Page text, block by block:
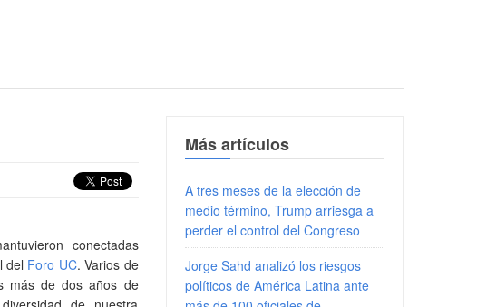
conectadas
del Foro UC. Varios de
más de dos años de
Más artículos
A tres meses de la elección de
medio término, Trump arriesga a
perder el control del Congreso
Jorge Sahd analizó los riesgos
políticos de América Latina ante